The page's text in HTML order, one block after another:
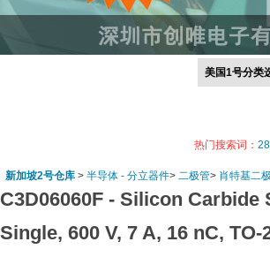
美国1号分类
热门搜索词：
新加坡2号仓库 > 半导体 - 分立器件> 二极管> 肖特基二
C3D06060F - Silicon Carbide
Single, 600 V, 7 A, 16 nC, TO-